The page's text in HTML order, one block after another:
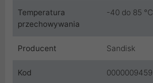
Temperatura
przechowywania
-40 do 85 °C
Producent Sandisk
Kod 0000009459